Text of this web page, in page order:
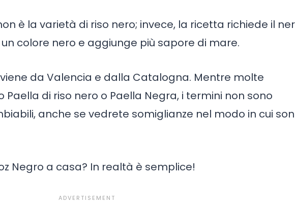
è la varietà di riso nero; invece, la ricetta richiede il
colore nero e aggiunge più sapore di mare.
da Valencia e dalla Catalogna. Mentre molte
di riso nero o Paella Negra, i termini non sono
anche se vedrete somiglianze nel modo in cui
Negro a casa? In realtà è semplice!